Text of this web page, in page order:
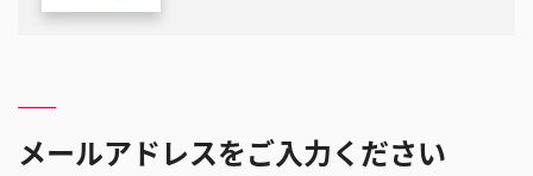
メールアドレスをご入力ください